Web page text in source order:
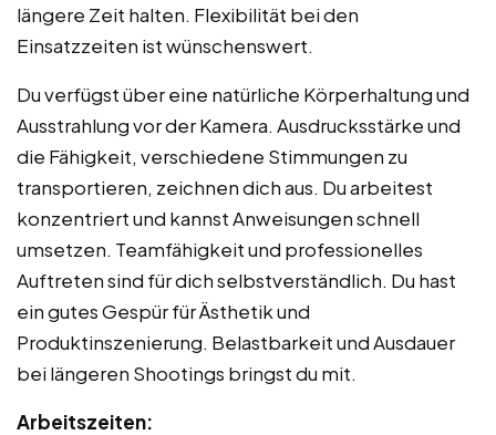
längere Zeit halten. Flexibilität bei den
Einsatzzeiten ist wünschenswert.
Du verfügst über eine natürliche Körperhaltung und
Ausstrahlung vor der Kamera. Ausdrucksstärke und
die Fähigkeit, verschiedene Stimmungen zu
transportieren, zeichnen dich aus. Du arbeitest
konzentriert und kannst Anweisungen schnell
umsetzen. Teamfähigkeit und professionelles
Auftreten sind für dich selbstverständlich. Du hast
ein gutes Gespür für Ästhetik und
Produktinszenierung. Belastbarkeit und Ausdauer
bei längeren Shootings bringst du mit.
Arbeitszeiten: